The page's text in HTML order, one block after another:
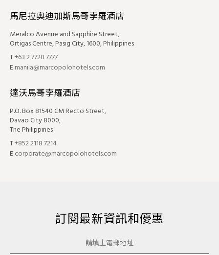
馬尼拉奥迪加斯馬哥孛羅酒店
Meralco Avenue and Sapphire Street,
Ortigas Centre, Pasig City, 1600, Philippines
T+63 2 7720 7777
E manila@marcopolohotels.com
達沃馬哥孛羅酒店
P.O. Box 81540 CM Recto Street,
Davao City 8000,
The Philippines
T+852 2118 7214
E corporate@marcopolohotels.com
訂閱最新資訊和優惠